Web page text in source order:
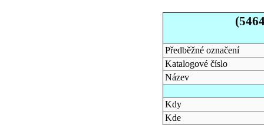
Předběžné označení
Katalogové číslo
Název
Kdy
Kde